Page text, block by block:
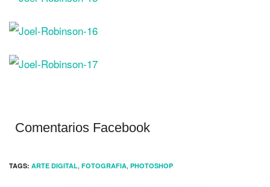
Comentarios Facebook
TAGS: ARTE DIGITAL, FOTOGRAFIA, PHOTOSHOP